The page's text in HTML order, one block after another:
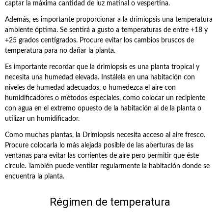
captar la máxima cantidad de luz matinal o vespertina.
Además, es importante proporcionar a la drimiopsis una temperatura
ambiente óptima. Se sentirá a gusto a temperaturas de entre +18 y
+25 grados centígrados. Procure evitar los cambios bruscos de
temperatura para no dañar la planta.
Es importante recordar que la drimiopsis es una planta tropical y
necesita una humedad elevada. Instálela en una habitación con
niveles de humedad adecuados, o humedezca el aire con
humidificadores o métodos especiales, como colocar un recipiente
con agua en el extremo opuesto de la habitación al de la planta o
utilizar un humidificador.
Como muchas plantas, la Drimiopsis necesita acceso al aire fresco.
Procure colocarla lo más alejada posible de las aberturas de las
ventanas para evitar las corrientes de aire pero permitir que éste
circule. También puede ventilar regularmente la habitación donde se
encuentra la planta.
Régimen de temperatura